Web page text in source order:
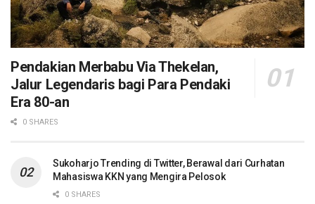
Pendakian Merbabu Via Thekelan,
Jalur Legendaris bagi Para Pendaki
Era 80-an
0 SHARES
Sukoharjo Trending di Twitter, Berawal dari Curhatan
Mahasiswa KKN yang Mengira Pelosok
0 SHARES